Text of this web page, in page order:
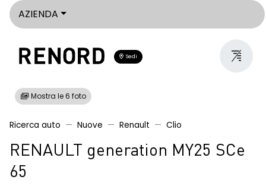
AZIENDA
Sedi
Mostra le 6 foto
Ricerca auto Nuove Renault Clio
RENAULT generation MY25 SCe
65